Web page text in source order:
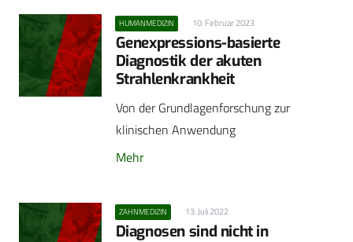
HUMANMEDIZIN 10. Februar 2023
Genexpressions-basierte
Diagnostik der akuten
Strahlenkrankheit
Von der Grundlagenforschung zur
klinischen Anwendung
Mehr
ZAHNMEDIZIN 13. Juli 2022
Diagnosen sind nicht in